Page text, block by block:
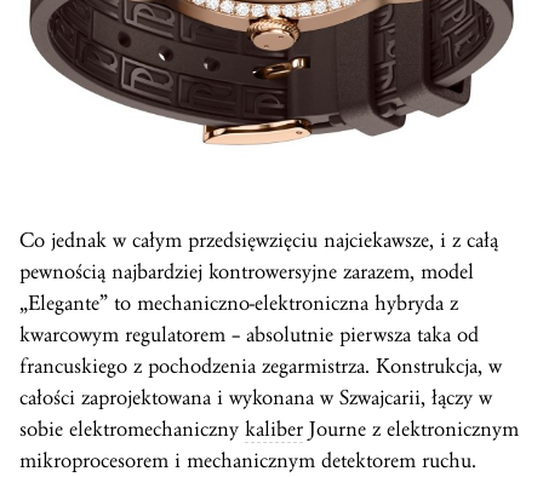
Co jednak w całym przedsięwzięciu najciekawsze, i z całą
pewnością najbardziej kontrowersyjne zarazem, model
„Elegante” to mechaniczno-elektroniczna hybryda z
kwarcowym regulatorem – absolutnie pierwsza taka od
francuskiego z pochodzenia zegarmistrza. Konstrukcja, w
całości zaprojektowana i wykonana w Szwajcarii, łączy w
sobie elektromechaniczny kaliber Journe z elektronicznym
mikroprocesorem i mechanicznym detektorem ruchu.